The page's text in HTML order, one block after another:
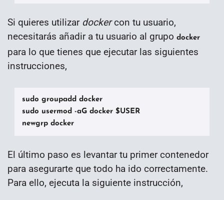
Si quieres utilizar dockercon tu usuario,
necesitarás añadir a tu usuario al grupo docker
para lo que tienes que ejecutar las siguientes
instrucciones,
sudo groupadd docker
sudo usermod -aG docker $USER
newgrp docker
El último paso es levantar tu primer contenedor
para asegurarte que todo ha ido correctamente.
Para ello, ejecuta la siguiente instrucción,